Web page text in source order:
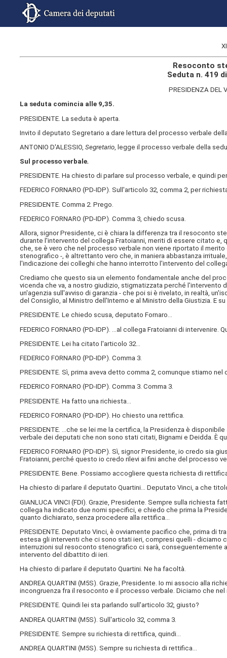
Resoconto
Seduta n. 419
PRESIDENZA DEL
La seduta comincia alle 9,35.
PRESIDENTE. La seduta è aperta.
Invito il deputato Segretario a dare lettura del processo verbale
ANTONIO D'ALESSIO,Segretario , legge il processo verbale della
Sul processo verbale.
PRESIDENTE. Ha chiesto di parlare sul processo verbale, e quindi
FEDERICO FORNARO (PD-IDP). Sull'articolo 32, comma 2, per
PRESIDENTE. Comma 2. Prego.
FEDERICO FORNARO (PD-IDP). Comma 3, chiedo scusa.
Allora, signor Presidente, ci è chiara la differenza tra il resoconto
durante l'intervento del collega Fratoianni, meriti di essere citato
che, se è vero che nel processo verbale non viene riportato il
stenografico -, è altrettanto vero che, in maniera abbastanza
l'indicazione dei colleghi che hanno interrotto l'intervento del
Crediamo che questo sia un elemento fondamentale anche del
vicenda che va, a nostro giudizio, stigmatizzata perché l'intervento
un'agenzia sull'avviso di garanzia - che poi si è rivelato, in realtà,
del Consiglio, al Ministro dell'Interno e al Ministro della Giustizia. E
PRESIDENTE. Le chiedo scusa, deputato Fornaro…
FEDERICO FORNARO (PD-IDP). …al collega Fratoianni di intervenire.
PRESIDENTE. Lei ha citato l'articolo 32…
FEDERICO FORNARO (PD-IDP). Comma 3.
PRESIDENTE. Sì, prima aveva detto comma 2, comunque stiamo
FEDERICO FORNARO (PD-IDP). Comma 3. Comma 3.
PRESIDENTE. Ha fatto una richiesta…
FEDERICO FORNARO (PD-IDP). Ho chiesto una rettifica.
PRESIDENTE. …che se lei me la certifica, la Presidenza è
verbale dei deputati che non sono stati citati, Bignami e Deidda. È
FEDERICO FORNARO (PD-IDP). Sì, signor Presidente, io credo sia
Fratoianni, perché questo io credo rilevi ai fini anche del processo
PRESIDENTE. Bene. Possiamo accogliere questa richiesta di
Ha chiesto di parlare il deputato Quartini… Deputato Vinci, a che
GIANLUCA VINCI (FDI). Grazie, Presidente. Sempre sulla richiesta
collega ha indicato due nomi specifici, e chiedo che prima la
quanto dichiarato, senza procedere alla rettifica…
PRESIDENTE. Deputato Vinci, è ovviamente pacifico che, prima di
estesa gli interventi che ci sono stati ieri, compresi quelli -
interruzioni sul resoconto stenografico ci sarà, conseguentemente
intervento del dibattito di ieri.
Ha chiesto di parlare il deputato Quartini. Ne ha facoltà.
ANDREA QUARTINI (M5S). Grazie, Presidente. Io mi associo alla
incongruenza fra il resoconto e il processo verbale. Diciamo che
PRESIDENTE. Quindi lei sta parlando sull'articolo 32, giusto?
ANDREA QUARTINI (M5S). Sull'articolo 32, comma 3.
PRESIDENTE. Sempre su richiesta di rettifica, quindi…
ANDREA QUARTINI (M5S). Sempre su richiesta di rettifica…